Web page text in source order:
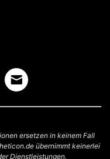
ersetzen in keinem Fall
übernimmt keinerlei
Dienstleistungen.